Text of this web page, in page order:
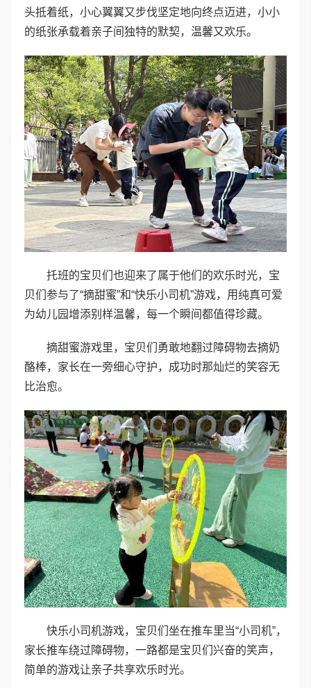
头抵着纸，小心翼翼又步伐坚定地向终点迈进，小小
的纸张承载着亲子间独特的默契，温馨又欢乐。
托班的宝贝们也迎来了属于他们的欢乐时光，宝
贝们参与了“摘甜蜜”和“快乐小司机”游戏，用纯真可爱
为幼儿园增添别样温馨，每一个瞬间都值得珍藏。
摘甜蜜游戏里，宝贝们勇敢地翻过障碍物去摘奶
酪棒，家长在一旁细心守护，成功时那灿烂的笑容无
比治愈。
快乐小司机游戏，宝贝们坐在推车里当“小司机”，
家长推车绕过障碍物，一路都是宝贝们兴奋的笑声，
简单的游戏让亲子共享欢乐时光。